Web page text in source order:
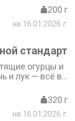
200 г
на 16.01.2026 г.
стандарт
огурцы и
и лук — всё в
дополняет
стандарт —
блюдо
320 г
на 16.01.2026 г.